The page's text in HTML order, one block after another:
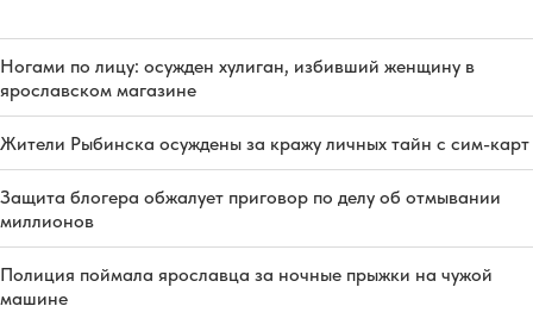
Ногами по лицу: осужден хулиган, избивший женщину в
ярославском магазине
Жители Рыбинска осуждены за кражу личных тайн с сим-карт
Защита блогера обжалует приговор по делу об отмывании
миллионов
Полиция поймала ярославца за ночные прыжки на чужой
машине